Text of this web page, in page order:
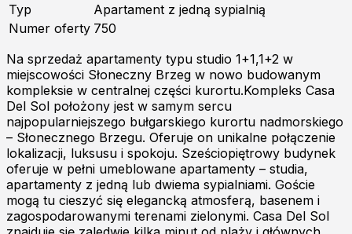
Typ
Apartament z jedną sypialnią
Numer oferty 750
Na sprzedaż apartamenty typu studio 1+1,1+2 w
miejscowości Słoneczny Brzeg w nowo budowanym
kompleksie w centralnej części kurortu.Kompleks Casa
Del Sol położony jest w samym sercu
najpopularniejszego bułgarskiego kurortu nadmorskiego
– Słonecznego Brzegu. Oferuje on unikalne połączenie
lokalizacji, luksusu i spokoju. Sześciopiętrowy budynek
oferuje w pełni umeblowane apartamenty – studia,
apartamenty z jedną lub dwiema sypialniami. Goście
mogą tu cieszyć się elegancką atmosferą, basenem i
zagospodarowanymi terenami zielonymi. Casa Del Sol